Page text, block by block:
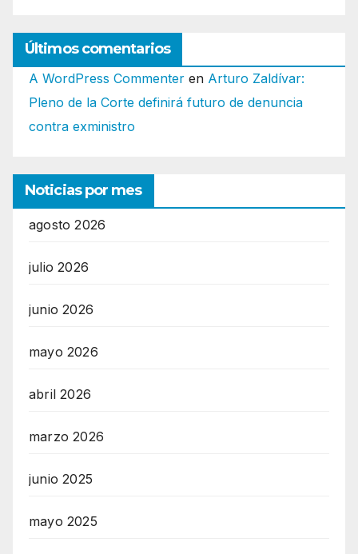
Últimos comentarios
A WordPress Commenter en Arturo Zaldívar:
Pleno de la Corte definirá futuro de denuncia
contra exministro
Noticias por mes
agosto 2026
julio 2026
junio 2026
mayo 2026
abril 2026
marzo 2026
junio 2025
mayo 2025